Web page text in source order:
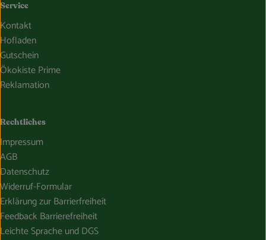
Service
Kontakt
Hofladen
Gutschein
Ökokiste Prime
Reklamation
Rechtliches
Impressum
AGB
Datenschutz
Widerruf-Formular
Erklärung zur Barrierfreiheit
Feedback Barrierefreiheit
Leichte Sprache und DGS